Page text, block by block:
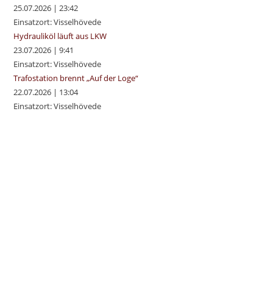
25.07.2026 |23:42
Einsatzort: Visselhövede
Hydrauliköl läuft aus LKW
23.07.2026 |9:41
Einsatzort: Visselhövede
Trafostation brennt „Auf der Loge“
22.07.2026 | 13:04
Einsatzort: Visselhövede